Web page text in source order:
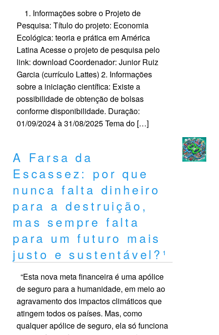
1. Informações sobre o Projeto de
Pesquisa: Título do projeto: Economia
Ecológica: teoria e prática em América
Latina Acesse o projeto de pesquisa pelo
link: download Coordenador: Junior Ruiz
Garcia (currículo Lattes) 2. Informações
sobre a iniciação científica: Existe a
possibilidade de obtenção de bolsas
conforme disponibilidade. Duração:
01/09/2024 à 31/08/2025 Tema do […]
A Farsa da
Escassez: por que
nunca falta dinheiro
para a destruição,
mas sempre falta
para um futuro mais
justo e sustentável?¹
“Esta nova meta financeira é uma apólice
de seguro para a humanidade, em meio ao
agravamento dos impactos climáticos que
atingem todos os países. Mas, como
qualquer apólice de seguro, ela só funciona